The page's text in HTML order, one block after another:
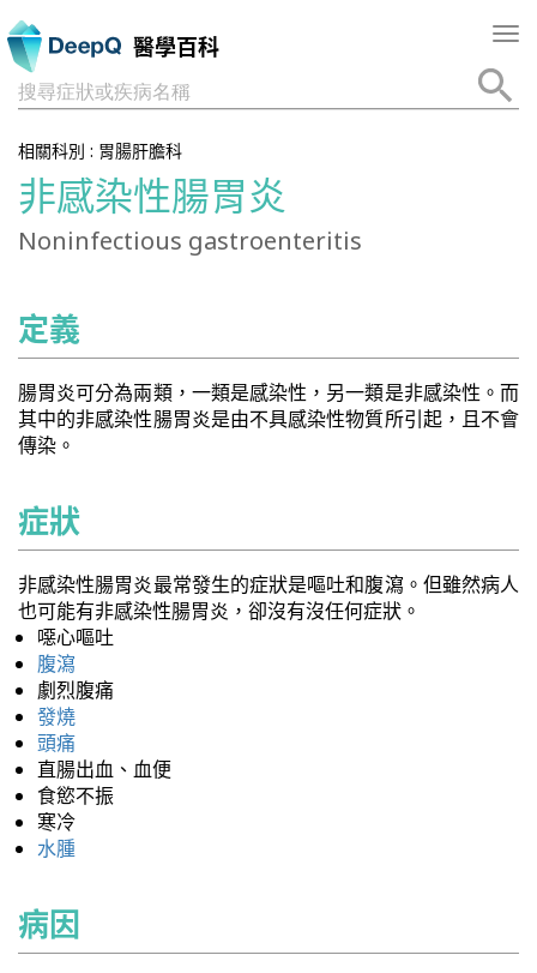
醫學百科
搜尋症狀或疾病名稱
相關科別 : 胃腸肝膽科
非感染性腸胃炎
Noninfectious gastroenteritis
定義
腸胃炎可分為兩類，一類是感染性，另一類是非感染性。而
其中的非感染性腸胃炎是由不具感染性物質所引起，且不會
傳染。
症狀
非感染性腸胃炎最常發生的症狀是嘔吐和腹瀉。但雖然病人
也可能有非感染性腸胃炎，卻沒有沒任何症狀。
噁心嘔吐
腹瀉
劇烈腹痛
發燒
頭痛
直腸出血、血便
食慾不振
寒冷
水腫
病因